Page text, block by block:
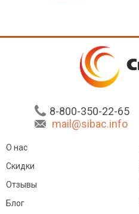
8-800-350-22-65
mail@sibac.info
О нас
Скидки
Отзывы
Блог